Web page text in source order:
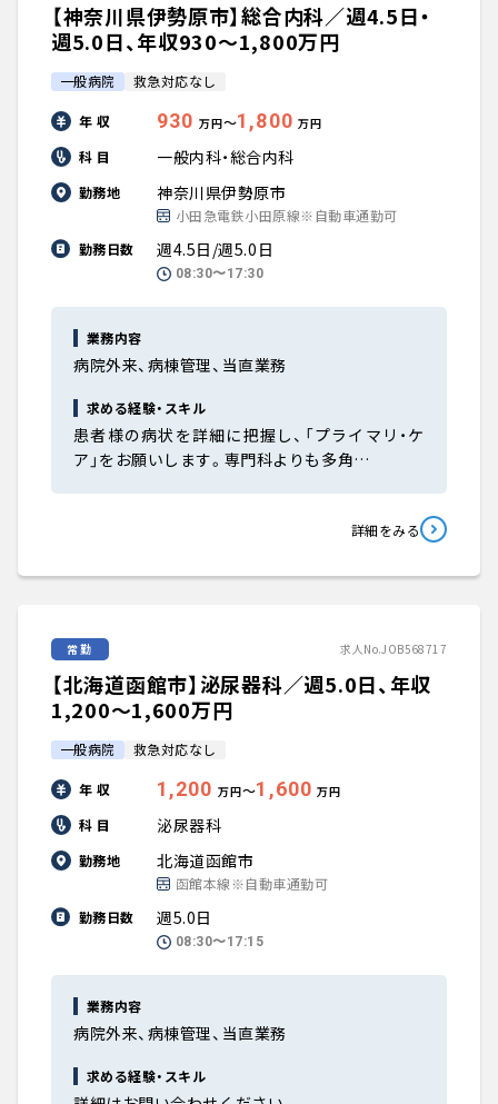
【神奈川県伊勢原市】総合内科／週4.5日・
週5.0日、年収930〜1,800万円
一般病院 救急対応なし
年 収 930 万円〜1,800 万円
科 目 一般内科・総合内科
勤務地 神奈川県伊勢原市
小田急電鉄小田原線※自動車通勤可
勤務日数
週4.5日/週5.0日
08:30〜17:30
業務内容
病院外来、病棟管理、当直業務
求める経験・スキル
患者様の病状を詳細に把握し、「プライマリ・ケ
ア」をお願いします。専門科よりも多角…
詳細をみる
常勤 求人No.JOB568717
【北海道函館市】泌尿器科／週5.0日、年収
1,200〜1,600万円
一般病院 救急対応なし
年 収 1,200 万円〜1,600 万円
科 目 泌尿器科
勤務地 北海道函館市
函館本線※自動車通勤可
勤務日数
週5.0日
08:30〜17:15
業務内容
病院外来、病棟管理、当直業務
求める経験・スキル